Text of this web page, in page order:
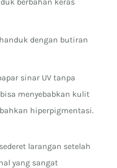
dengan butiran
sinar UV tanpa
menyebabkan kulit
hiperpigmentasi.
larangan setelah
yang sangat